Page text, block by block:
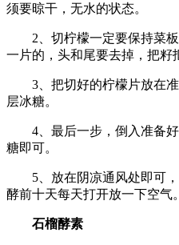
须要晾干，无水的状态。
2、切柠檬一定要保持菜板
一片的，头和尾要去掉，把籽
3、把切好的柠檬片放在准
层冰糖。
4、最后一步，倒入准备好
糖即可。
5、放在阴凉通风处即可，
酵前十天每天打开放一下空气。
石榴酵素